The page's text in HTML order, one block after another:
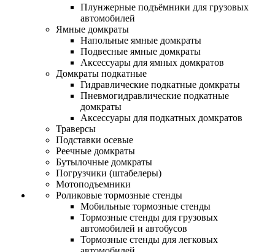
Плунжерные подъёмники для грузовых
автомобилей
Ямные домкраты
Напольные ямные домкраты
Подвесные ямные домкраты
Аксессуары для ямных домкратов
Домкраты подкатные
Гидравлические подкатные домкраты
Пневмогидравлические подкатные
домкраты
Аксессуары для подкатных домкратов
Траверсы
Подставки осевые
Реечные домкраты
Бутылочные домкраты
Погрузчики (штабелеры)
Мотоподъемники
Роликовые тормозные стенды
Мобильные тормозные стенды
Тормозные стенды для грузовых
автомобилей и автобусов
Тормозные стенды для легковых